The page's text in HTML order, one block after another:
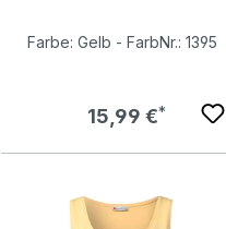
Farbe: Gelb - FarbNr.: 1395
Regulärer Preis:
15,99 €